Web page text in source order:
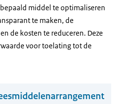
middel te optimaliseren
te maken, de
de kosten te reduceren. Deze
voor toelating tot de